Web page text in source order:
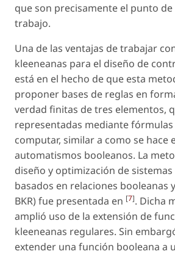
que son precisamente el punto
trabajo.
Una de las ventajas de trabajar
kleeneanas para el diseño de
está en el hecho de que esta
proponer bases de reglas en
verdad finitas de tres elementos,
representadas mediante
computar, similar a como se hace
automatismos booleanos. La
diseño y optimización de
basados en relaciones booleanas
BKR) fue presentada en [7]. Dicha
amplió uso de la extensión de
kleeneanas regulares. Sin
extender una función booleana a